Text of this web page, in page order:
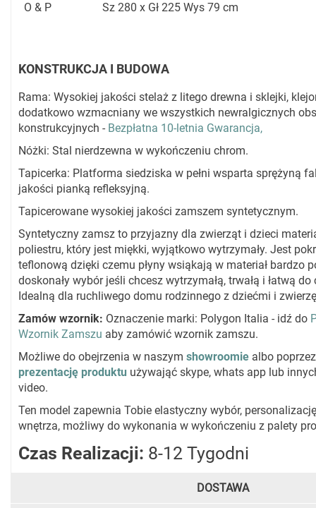
O & P Sz 280 x Gł 225 Wys 79 cm
KONSTRUKCJA I BUDOWA
Rama: Wysokiej jakości stelaż z litego drewna i sklejki,
dodatkowo wzmacniany we wszystkich newralgicznych
konstrukcyjnych - Bezpłatna 10-letnia Gwarancja,
Nóżki: Stal nierdzewna w wykończeniu chrom.
Tapicerka: Platforma siedziska w pełni wsparta sprężyną
jakości pianką refleksyjną.
Tapicerowane wysokiej jakości zamszem syntetycznym.
Syntetyczny zamsz to przyjazny dla zwierząt i dzieci
poliestru, który jest miękki, wyjątkowo wytrzymały. Jest
teflonową dzięki czemu płyny wsiąkają w materiał bardzo
doskonały wybór jeśli chcesz wytrzymałą, trwałą i łatwą
Idealną dla ruchliwego domu rodzinnego z dziećmi i
Zamów wzornik: Oznaczenie marki: Polygon Italia - idź do
Wzornik Zamszu aby zamówić wzornik zamszu.
Możliwe do obejrzenia w naszym showroomie albo
prezentację produktu używająć skype, whats app lub
video.
Ten model zapewnia Tobie elastyczny wybór,
wnętrza, możliwy do wykonania w wykończeniu z palety
Czas Realizacji: 8-12 Tygodni
DOSTAWA